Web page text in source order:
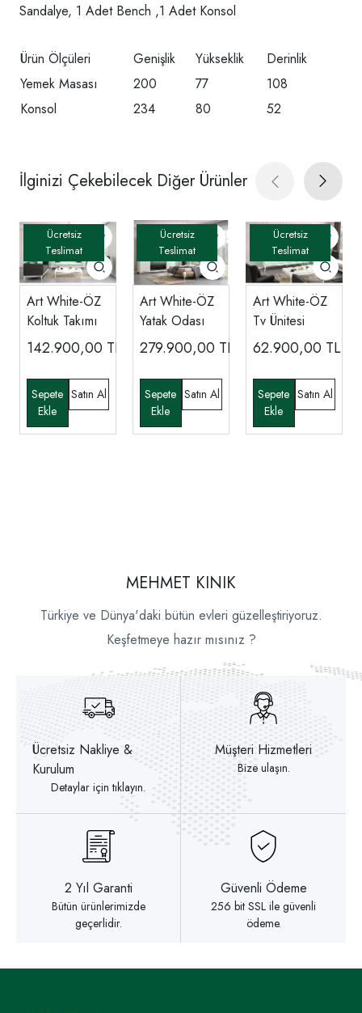
Sandalye, 1 Adet Bench ,1 Adet Konsol
Ürün Ölçüleri Genişlik Yükseklik
Derinlik
Yemek Masası
200 77
108
Konsol
234 80 52
İlginizi Çekebilecek Diğer Ürünler
Art White-ÖZ
Koltuk Takımı
142.900,00 TL
Art White-ÖZ
Yatak Odası
279.900,00 TL
Art White-ÖZ
Tv Ünitesi
62.900,00 TL
MEHMET KINIK
Türkiye ve Dünya'daki bütün evleri güzelleştiriyoruz.
Keşfetmeye hazır mısınız ?
Ücretsiz Nakliye &
Kurulum
Detaylar için tıklayın.
Müşteri Hizmetleri
Bize ulaşın.
2 Yıl Garanti
Bütün ürünlerimizde
geçerlidir.
Güvenli Ödeme
256 bit SSL ile güvenli
ödeme.